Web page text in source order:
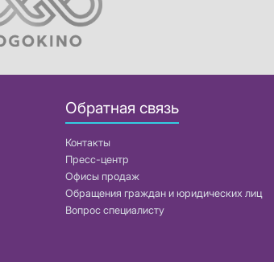
Обратная связь
Контакты
Пресс-центр
Офисы продаж
Обращения граждан и юридических лиц
Вопрос специалисту